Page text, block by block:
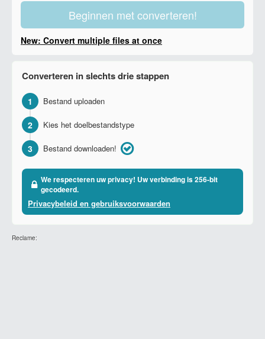
Beginnen met converteren!
New: Convert multiple files at once
Converteren in slechts drie stappen
1 Bestand uploaden
2 Kies het doelbestandstype
3 Bestand downloaden!
We respecteren uw privacy! Uw verbinding is 256-bit
gecodeerd.
Privacybeleid en gebruiksvoorwaarden
Reclame: